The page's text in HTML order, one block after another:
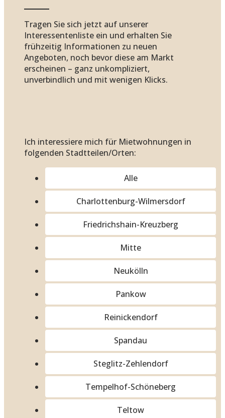
Tragen Sie sich jetzt auf unserer
Interessentenliste ein und erhalten Sie
frühzeitig Informationen zu neuen
Angeboten, noch bevor diese am Markt
erscheinen – ganz unkompliziert,
unverbindlich und mit wenigen Klicks.
Ich interessiere mich für Mietwohnungen in
folgenden Stadtteilen/Orten:
Alle
Charlottenburg-Wilmersdorf
Friedrichshain-Kreuzberg
Mitte
Neukölln
Pankow
Reinickendorf
Spandau
Steglitz-Zehlendorf
Tempelhof-Schöneberg
Teltow